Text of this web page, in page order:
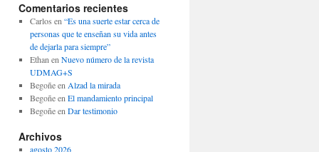
Comentarios recientes
Carlos en “Es una suerte estar cerca de
personas que te enseñan su vida antes
de dejarla para siempre”
Ethan en Nuevo número de la revista
UDMAG+S
Begoñeen Alzad la mirada
Begoñeen El mandamiento principal
Begoñeen Dar testimonio
Archivos
agosto 2026